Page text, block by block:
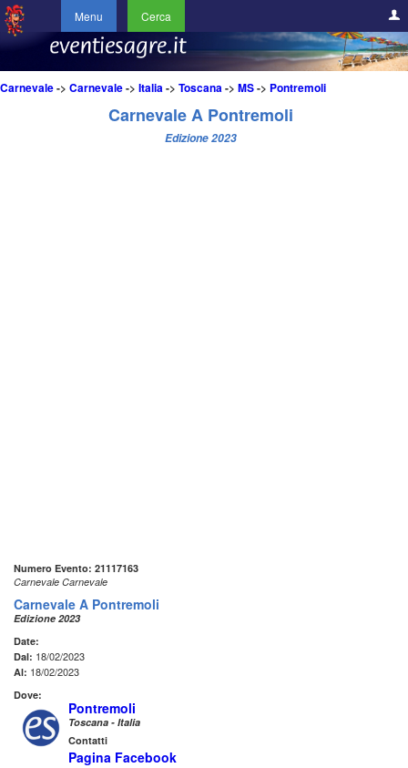
Menu Cerca
Carnevale-> Carnevale-> Italia-> Toscana-> MS-> Pontremoli
Carnevale A Pontremoli
Edizione 2023
Numero Evento: 21117163
Carnevale Carnevale
Carnevale A Pontremoli
Edizione 2023
Date:
Dal: 18/02/2023
Al: 18/02/2023
Dove:
Pontremoli
Toscana - Italia
Contatti
Pagina Facebook